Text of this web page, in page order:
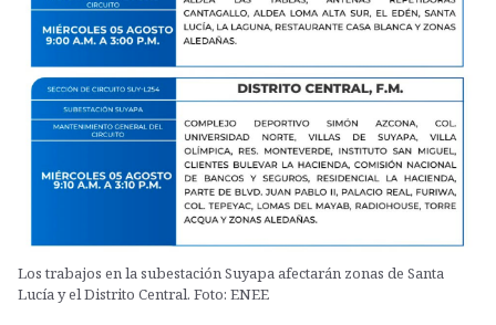
Los trabajos en la subestación Suyapa afectarán zonas de Santa
Lucía y el Distrito Central. Foto: ENEE